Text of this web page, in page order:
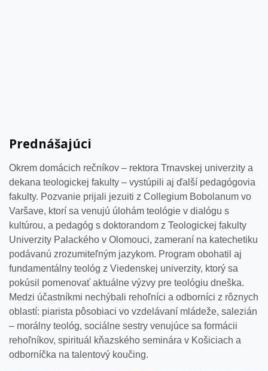
Prednášajúci
Okrem domácich rečníkov – rektora Trnavskej univerzity a
dekana teologickej fakulty – vystúpili aj ďalší pedagógovia
fakulty. Pozvanie prijali jezuiti z Collegium Bobolanum vo
Varšave, ktorí sa venujú úlohám teológie v dialógu s
kultúrou, a pedagóg s doktorandom z Teologickej fakulty
Univerzity Palackého v Olomouci, zameraní na katechetiku
podávanú zrozumiteľným jazykom. Program obohatil aj
fundamentálny teológ z Viedenskej univerzity, ktorý sa
pokúsil pomenovať aktuálne výzvy pre teológiu dneška.
Medzi účastníkmi nechýbali rehoľníci a odborníci z rôznych
oblastí: piarista pôsobiaci vo vzdelávaní mládeže, salezián
– morálny teológ, sociálne sestry venujúce sa formácii
rehoľníkov, spirituál kňazského seminára v Košiciach a
odborníčka na talentový koučing.